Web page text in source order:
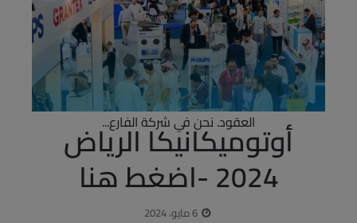
في أجواء مليئة بالفخر والانتماء، احتفلت شركة الفارع
الدولية باليوم الوطني السعودي الـ94. هذا اليوم المميز
يعكس روح الوحدة والتلاحم بين أبناء الوطن، ويذكرنا
بالإنجازات العظيمة التي حققتها المملكة على مدار
العقود. نحن في شركة الفارع...
أوتوميكانيكا الرياض
2024 -اضغط هنا
6 مايو، 2024